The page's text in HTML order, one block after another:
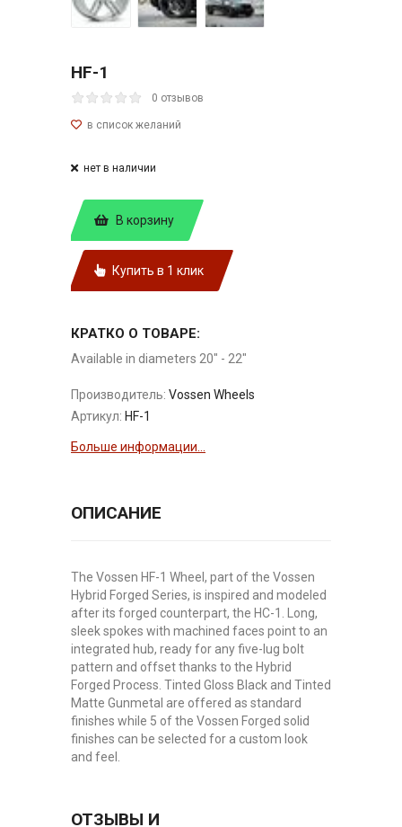
HF-1
0 отзывов
нет в наличии
В корзину
Купить в 1 клик
КРАТКО О ТОВАРЕ:
Available in diameters 20″ - 22″
Производитель: Vossen Wheels
Артикул: HF-1
Больше информации...
ОПИСАНИЕ
The Vossen HF-1 Wheel, part of the Vossen
Hybrid Forged Series, is inspired and modeled
after its forged counterpart, the HC-1. Long,
sleek spokes with machined faces point to an
integrated hub, ready for any five-lug bolt
pattern and offset thanks to the Hybrid
Forged Process. Tinted Gloss Black and Tinted
Matte Gunmetal are offered as standard
finishes while 5 of the Vossen Forged solid
finishes can be selected for a custom look
and feel.
ОТЗЫВЫ И